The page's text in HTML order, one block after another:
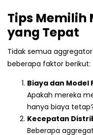
Tips Memilih
yang Tepat
Tidak semua
beberapa faktor berikut:
Biaya dan Model
Apakah mereka
hanya biaya
Kecepatan
Beberapa